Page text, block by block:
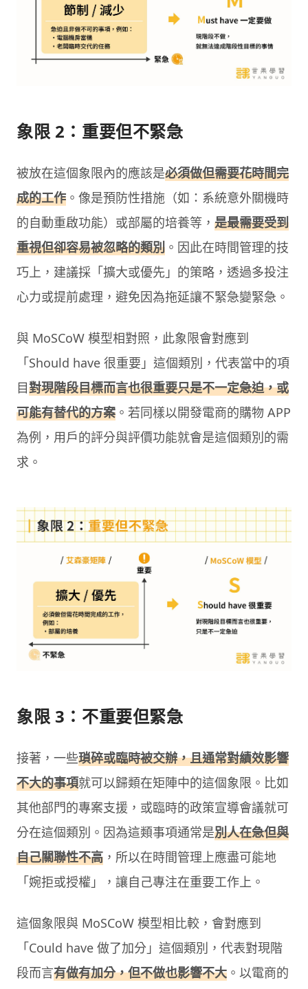
象限 2：重要但不緊急
被放在這個象限內的應該是必須做但需要花時間完
成的工作 。像是預防性措施（如：系統意外關機時
的自動重啟功能）或部屬的培養等， 是最需要受到
重視但卻容易被忽略的類別 。因此在時間管理的技
巧上，建議採「擴大或優先」的策略，透過多投注
心力或提前處理，避免因為拖延讓不緊急變緊急。
與 MoSCoW 模型相對照，此象限會對應到
「Should have 很重要」這個類別，代表當中的項
目對現階段目標而言也很重要只是不一定急迫，或
可能有替代的方案 。若同樣以開發電商的購物 APP
為例，用戶的評分與評價功能就會是這個類別的需
求。
象限 3：不重要但緊急
接著，一些瑣碎或臨時被交辦，且通常對績效影響
不大的事項就可以歸類在矩陣中的這個象限。比如
其他部門的專案支援，或臨時的政策宣導會議就可
分在這個類別。因為這類事項通常是別人在急但與
自己關聯性不高 ，所以在時間管理上應盡可能地
「婉拒或授權」，讓自己專注在重要工作上。
這個象限與 MoSCoW 模型相比較，會對應到
「Could have 做了加分」這個類別，代表對現階
段而言有做有加分，但不做也影響不大 。以電商的